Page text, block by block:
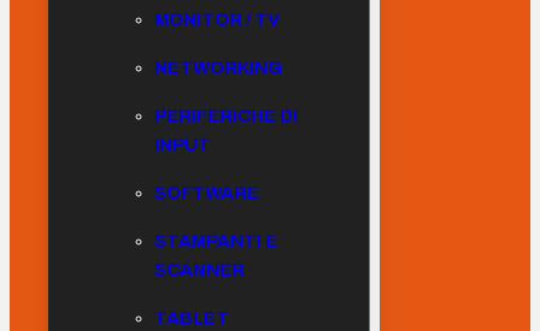
MONITOR / TV
NETWORKING
PERIFERICHE DI
INPUT
SOFTWARE
STAMPANTI E
SCANNER
TABLET